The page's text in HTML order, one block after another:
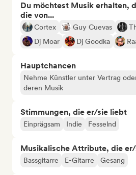
Du möchtest Musik erhalten,
die von...
Cortex Guy Cuevas
Dj Moar
Dj Goodka
Hauptchancen
Nehme Künstler unter Vertrag
deren Musik
Stimmungen, die er/sie liebt
Einprägsam Indie Fesselnd
Musikalische Attribute, die
Bassgitarre E-Gitarre Gesang